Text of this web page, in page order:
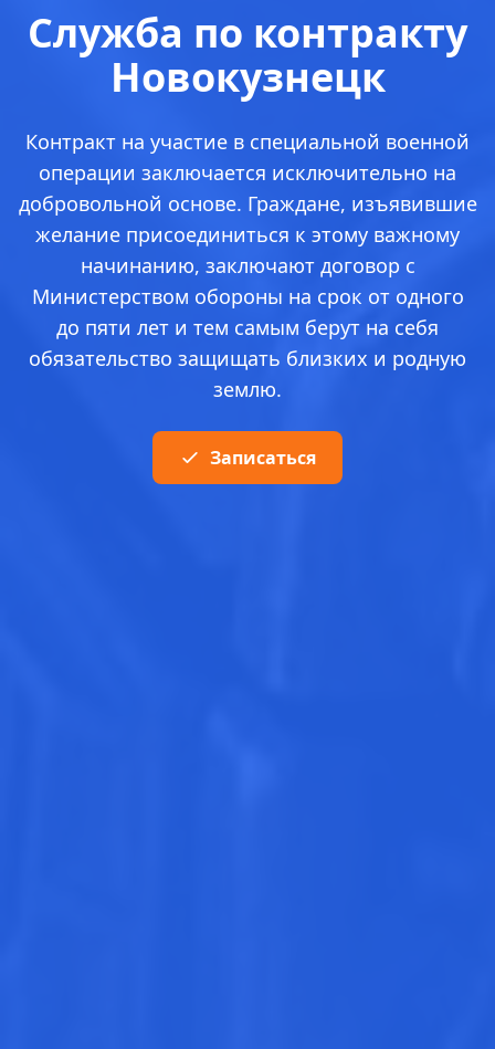
Служба по контракту
Новокузнецк
Контракт на участие в специальной военной
операции заключается исключительно на
добровольной основе. Граждане, изъявившие
желание присоединиться к этому важному
начинанию, заключают договор с
Министерством обороны на срок от одного
до пяти лет и тем самым берут на себя
обязательство защищать близких и родную
землю.
Записаться